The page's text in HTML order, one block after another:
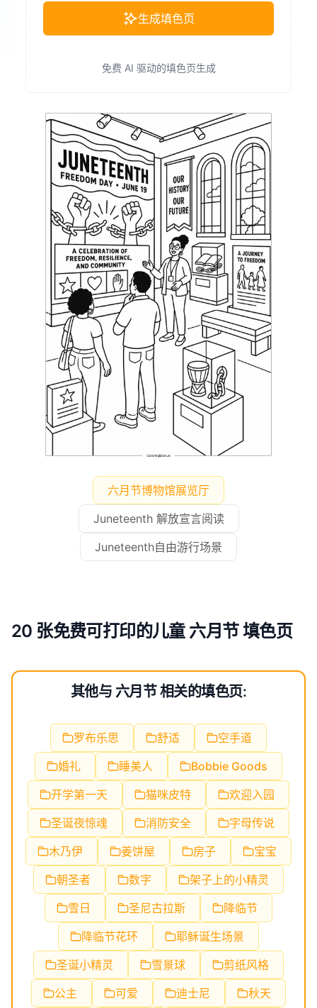
六月节博物馆展览厅
Juneteenth 解放宣言阅读
Juneteenth自由游行场景
生成填色页
免费 AI 驱动的填色页生成
20 张免费可打印的儿童 六月节 填色页
其他与 六月节 相关的填色页:
罗布乐思 舒适
空手道
婚礼
睡美人
Bobbie Goods
开学第一天
猫咪皮特
欢迎入园
圣诞夜惊魂
消防安全
字母传说
木乃伊
姜饼屋 房子
宝宝
朝圣者
数字
架子上的小精灵
雪日
圣尼古拉斯
降临节
降临节花环
耶稣诞生场景
圣诞小精灵
雪景球
剪纸风格
公主
可爱 迪士尼
秋天